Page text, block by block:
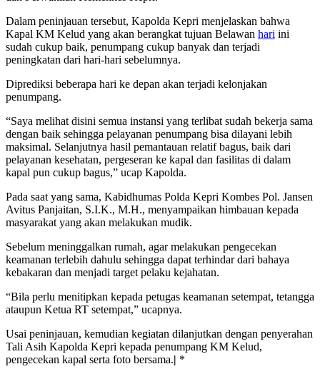
Dalam peninjauan tersebut, Kapolda Kepri menjelaskan bahwa
Kapal KM Kelud yang akan berangkat tujuan Belawan hari ini
sudah cukup baik, penumpang cukup banyak dan terjadi
peningkatan dari hari-hari sebelumnya.
Diprediksi beberapa hari ke depan akan terjadi kelonjakan
penumpang.
“Saya melihat disini semua instansi yang terlibat sudah bekerja sama
dengan baik sehingga pelayanan penumpang bisa dilayani lebih
maksimal. Selanjutnya hasil pemantauan relatif bagus, baik dari
pelayanan kesehatan, pergeseran ke kapal dan fasilitas di dalam
kapal pun cukup bagus,” ucap Kapolda.
Pada saat yang sama, Kabidhumas Polda Kepri Kombes Pol. Jansen
Avitus Panjaitan, S.I.K., M.H., menyampaikan himbauan kepada
masyarakat yang akan melakukan mudik.
Sebelum meninggalkan rumah, agar melakukan pengecekan
keamanan terlebih dahulu sehingga dapat terhindar dari bahaya
kebakaran dan menjadi target pelaku kejahatan.
“Bila perlu menitipkan kepada petugas keamanan setempat, tetangga
ataupun Ketua RT setempat,” ucapnya.
Usai peninjauan, kemudian kegiatan dilanjutkan dengan penyerahan
Tali Asih Kapolda Kepri kepada penumpang KM Kelud,
pengecekan kapal serta foto bersama.| *